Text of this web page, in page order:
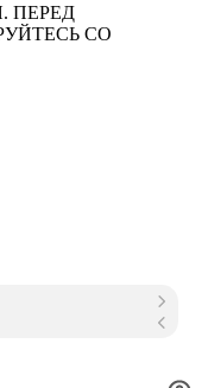
ПЕРЕД
СО